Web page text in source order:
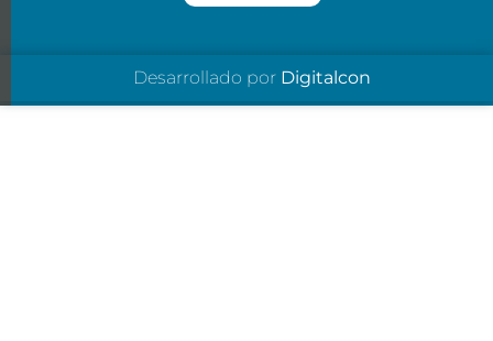
Desarrollado por Digitalcon